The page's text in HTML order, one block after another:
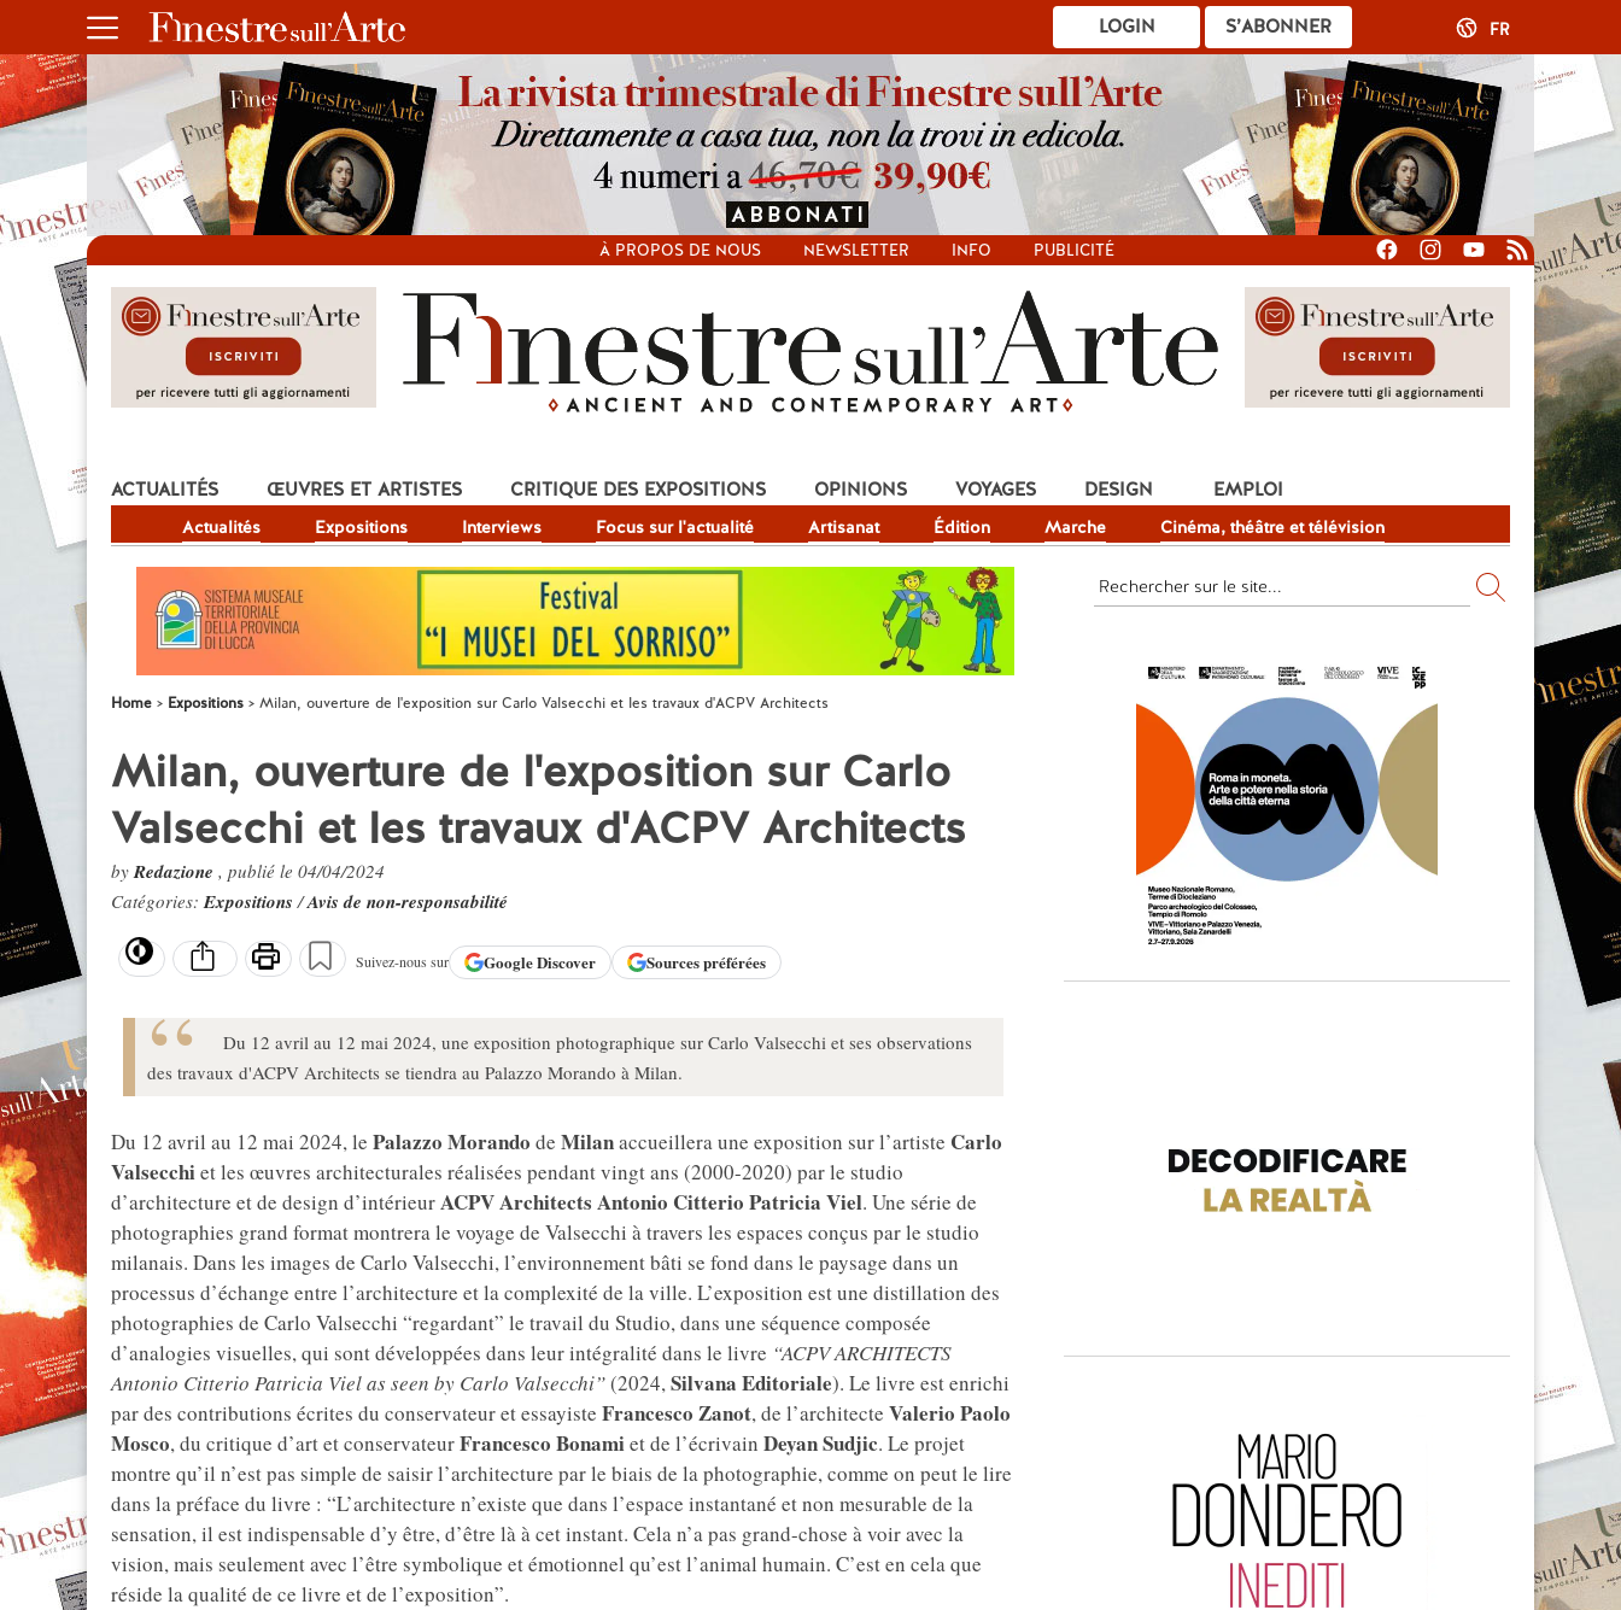
S’ABONNER
LOGIN FR
À PROPOS DE NOUS NEWSLETTER INFO PUBLICITÉ
ACTUALITÉS
Actualités Expositions Interviews Focus sur l'actualité Artisanat Édition Marche Cinéma, théâtre et télévision
ŒUVRES ET ARTISTES CRITIQUE DES EXPOSITIONS OPINIONS VOYAGES DESIGN EMPLOI
Home Expositions Milan, ouverture de l'exposition sur Carlo Valsecchi et les travaux d'ACPV Architects
Milan, ouverture de l'exposition sur Carlo
Valsecchi et les travaux d'ACPV Architects
byRedazione , publié le 04/04/2024
Catégories:Expositions/Avis de non-responsabilité
Suivez-nous sur GoogleDiscover Sources préférées
Du 12 avril au 12 mai 2024, une exposition photographique sur Carlo Valsecchi et ses observations
des travaux d'ACPV Architects se tiendra au Palazzo Morando à Milan.
Du 12 avril au 12 mai 2024, le Palazzo Morando de Milanaccueillera une exposition sur l’artiste Carlo
Valsecchiet les œuvres architecturales réalisées pendant vingt ans (2000-2020) par le studio
d’architecture et de design d’intérieurACPV Architects Antonio Citterio Patricia Viel. Une série de
photographies grand format montrera le voyage de Valsecchi à travers les espaces conçus par le studio
milanais. Dans les images de Carlo Valsecchi, l’environnement bâti se fond dans le paysage dans un
processus d’échange entre l’architecture et la complexité de la ville. L’exposition est une distillation des
photographies de Carlo Valsecchi “regardant” le travail du Studio, dans une séquence composée
d’analogies visuelles, qui sont développées dans leur intégralité dans le livre “ACPV ARCHITECTS
Antonio Citterio Patricia Viel as seen by Carlo Valsecchi”(2024,Silvana Editoriale). Le livre est enrichi
par des contributions écrites du conservateur et essayiste Francesco Zanot, de l’architecte Valerio Paolo
Mosco, du critique d’art et conservateurFrancesco Bonamiet de l’écrivain DeyanSudjic. Le projet
montre qu’il n’est pas simple de saisir l’architecture par le biais de la photographie, comme on peut le lire
dans la préface du livre : “L’architecture n’existe que dans l’espace instantané et non mesurable de la
sensation, il est indispensable d’y être, d’être là à cet instant. Cela n’a pas grand-chose à voir avec la
vision, mais seulement avec l’être symbolique et émotionnel qu’est l’animal humain. C’est en cela que
réside la qualité de ce livre et de l’exposition”.